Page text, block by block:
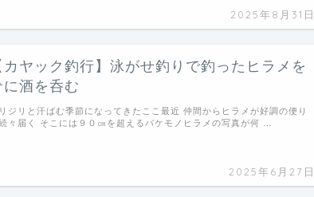
2025年8月31日
カヤック釣行】泳がせ釣りで釣ったヒラメを
に酒を呑む
2025年6月27日
ジリと汗ばむ季節になってきたここ最近 仲間からヒラメが好調の便り
々届く そこには９０㎝を超えるバケモノヒラメの写真が何 …